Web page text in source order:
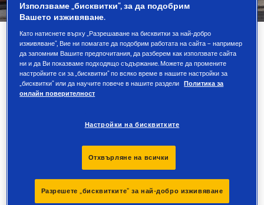
Контролирайте разходите,
намалете престоя с помощта на
обаче да получите най-добра стойност от
инвестициите си в гуми? Как управлявате
Използваме „бисквитки“, за да подобрим
Вашето изживяване.
Като натиснете върху „Разрешаване на бисквитки за най-добро
изживяване“, Вие ни помагате да подобрим работата на сайта – например
да запомним Вашите предпочитания, да разберем как използвате сайта
ни и да Ви показваме подходящо съдържание. Можете да промените
настройките си за „бисквитки“ по всяко време в нашите настройки за
„бисквитки“ или да научите повече в нашите раздели Политика за
онлайн поверителност
Настройки на бисквитките
Отхвърляне на всички
Разрешете „бисквитките“ за най-добро изживяване